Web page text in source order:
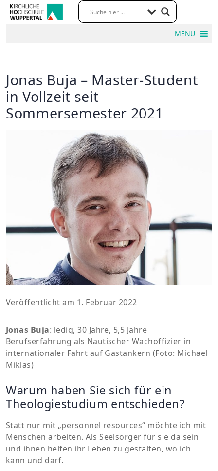
MENU
Jonas Buja – Master-Student
in Vollzeit seit
Sommersemester 2021
Veröffentlicht am 1. Februar 2022
Jonas Buja: ledig, 30 Jahre, 5,5 Jahre
Berufserfahrung als Nautischer Wachoffizier in
internationaler Fahrt auf Gastankern (Foto: Michael
Miklas)
Warum haben Sie sich für ein
Theologiestudium entschieden?
Statt nur mit „personnel resources“ möchte ich mit
Menschen arbeiten. Als Seelsorger für sie da sein
und ihnen helfen ihr Leben zu gestalten, wo ich
kann und darf.